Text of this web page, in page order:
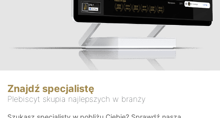
Znajdź specjalistę
Plebiscyt skupia najlepszych w branży